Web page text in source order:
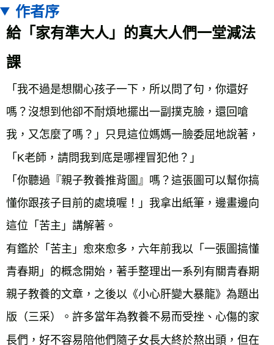
作者序
給「家有準大人」的真大人們一堂減法
課
「我不過是想關心孩子一下，所以問了句，你還好
嗎？沒想到他卻不耐煩地擺出一副撲克臉，還回嗆
我，又怎麼了嗎？」只見這位媽媽一臉委屈地說著，
「K老師，請問我到底是哪裡冒犯他？」
「你聽過『親子教養推背圖』嗎？這張圖可以幫你搞
懂你跟孩子目前的處境喔！」我拿出紙筆，邊畫邊向
這位「苦主」講解著。
有鑑於「苦主」愈來愈多，六年前我以「一張圖搞懂
青春期」的概念開始，著手整理出一系列有關青春期
親子教養的文章，之後以《小心肝變大暴龍》為題出
版（三采）。許多當年為教養不易而受挫、心傷的家
長們，好不容易陪他們隨子女長大終於熬出頭，但在